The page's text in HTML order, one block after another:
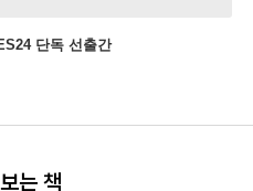
단독 선출간
는 책